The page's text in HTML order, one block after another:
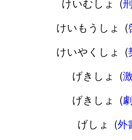
けいむしょ (
けいもうしょ (
けいやくしょ (
げきしょ (
げきしょ (
げしょ (外